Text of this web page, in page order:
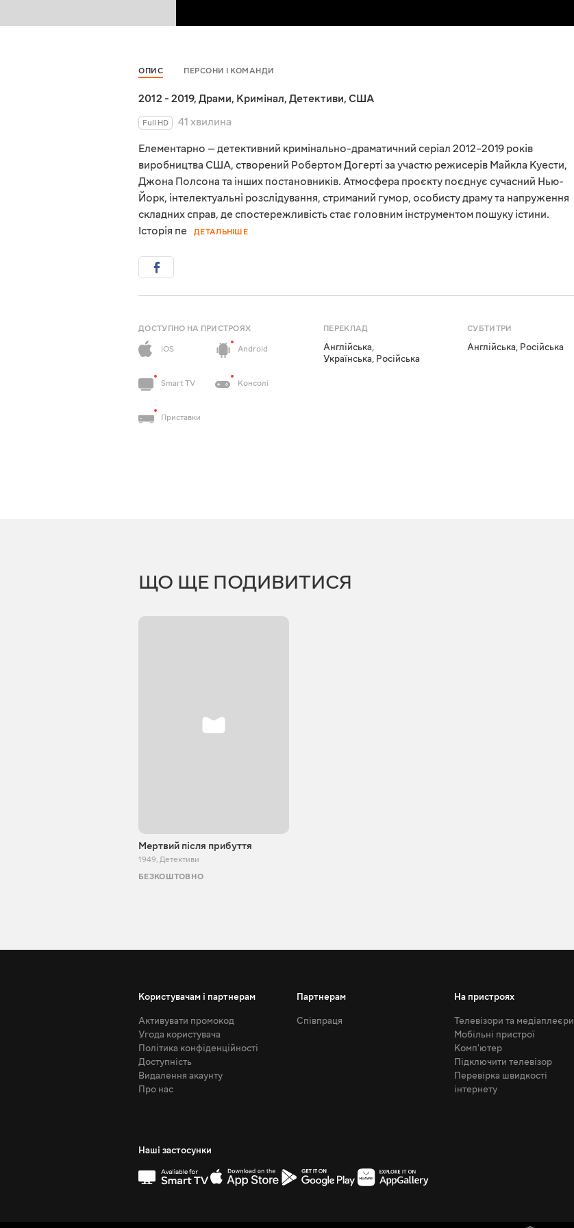
ОПИС ПЕРСОНИ І КОМАНДИ
2012 - 2019, Драми, Кримінал, Детективи, США
Full HD
41 хвилина
Елементарно — детективний кримінально-драматичний серіал 2012–2019 років
виробництва США, створений Робертом Догерті за участю режисерів Майкла Куести,
Джона Полсона та інших постановників. Атмосфера проєкту поєднує сучасний Нью-
Йорк, інтелектуальні розслідування, стриманий гумор, особисту драму та напруження
складних справ, де спостережливість стає головним інструментом пошуку істини.
Історія пе
ДЕТАЛЬНІШЕ
ДОСТУПНО НА ПРИСТРОЯХ
iOS
Android
Smart TV Консолі
Приставки
ПЕРЕКЛАД
Англійська,
Українська, Російська
СУБТИТРИ
Англійська, Російська
ЩО ЩЕ ПОДИВИТИСЯ
Мертвий після прибуття
1949, Детективи
БЕЗКОШТОВНО
Користувачам і партнерам
Активувати промокод
Угода користувача
Політика конфіденційності
Доступність
Видалення акаунту
Про нас
Партнерам
Співпраця
На пристроях
Телевізори та медіаплеєри
Мобільні пристрої
Комп'ютер
Підключити телевізор
Перевірка швидкості
інтернету
Наші застосунки